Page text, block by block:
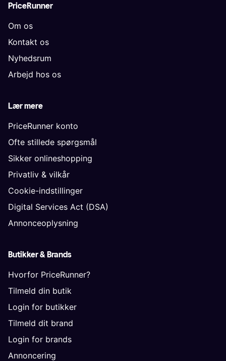
PriceRunner
Om os
Kontakt os
Nyhedsrum
Arbejd hos os
Lær mere
PriceRunner konto
Ofte stillede spørgsmål
Sikker onlineshopping
Privatliv & vilkår
Cookie-indstillinger
Digital Services Act (DSA)
Annonceoplysning
Butikker & Brands
Hvorfor PriceRunner?
Tilmeld din butik
Login for butikker
Tilmeld dit brand
Login for brands
Annoncering